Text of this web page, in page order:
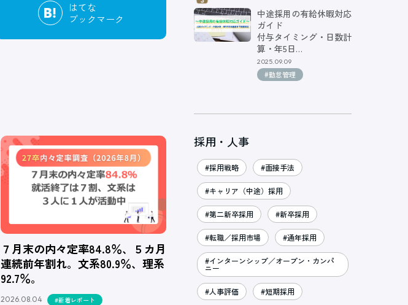
はてな
ブックマーク
７月末の内々定率84.8％、５カ月
連続前年割れ。文系80.9％、理系
92.7％。
2026.08.04 #新着レポート
中途採用の有給休暇対応
ガイド
付与タイミング・日数計
算・年5日…
2025.09.09
#勤怠管理
採用・人事
#採用戦略 #面接手法
#キャリア（中途）採用
#第二新卒採用 #新卒採用
#転職／採用市場 #通年採用
#インターンシップ／オープン・カンパ
ニー
#人事評価 #短期採用